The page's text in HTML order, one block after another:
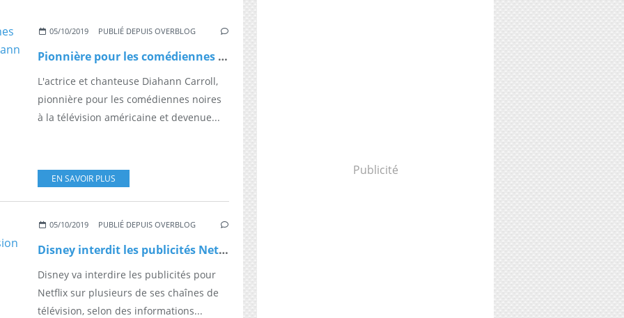
05/10/2019 PUBLIÉ DEPUIS OVERBLOG
Pionnière pour les comédiennes noires à la télé américaine, Diahann Carroll est décédée
L'actrice et chanteuse Diahann Carroll,
pionnière pour les comédiennes noires
à la télévision américaine et devenue...
EN SAVOIR PLUS
05/10/2019 PUBLIÉ DEPUIS OVERBLOG
Disney interdit les publicités Netflix sur ses chaînes de télévision
Disney va interdire les publicités pour
Netflix sur plusieurs de ses chaînes de
télévision, selon des informations...
Publicité